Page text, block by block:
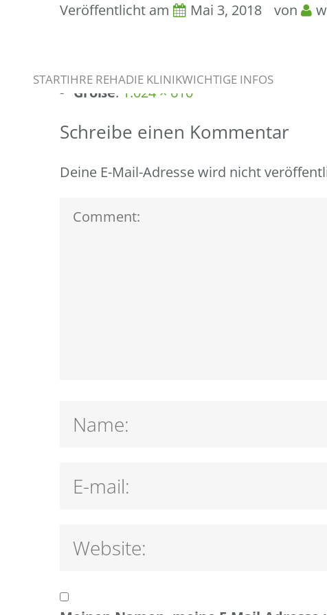
STARTIHRE REHADIE KLINIKWICHTIGE INFOS
Veröffentlicht am Mai 3, 2018 von
Größe: 1.024 × 610
Schreibe einen Kommentar
Deine E-Mail-Adresse wird nicht